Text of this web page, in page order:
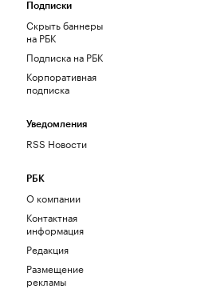
Подписки
Скрыть баннеры
на РБК
Подписка на РБК
Корпоративная
подписка
Уведомления
RSS Новости
РБК
О компании
Контактная
информация
Редакция
Размещение
рекламы